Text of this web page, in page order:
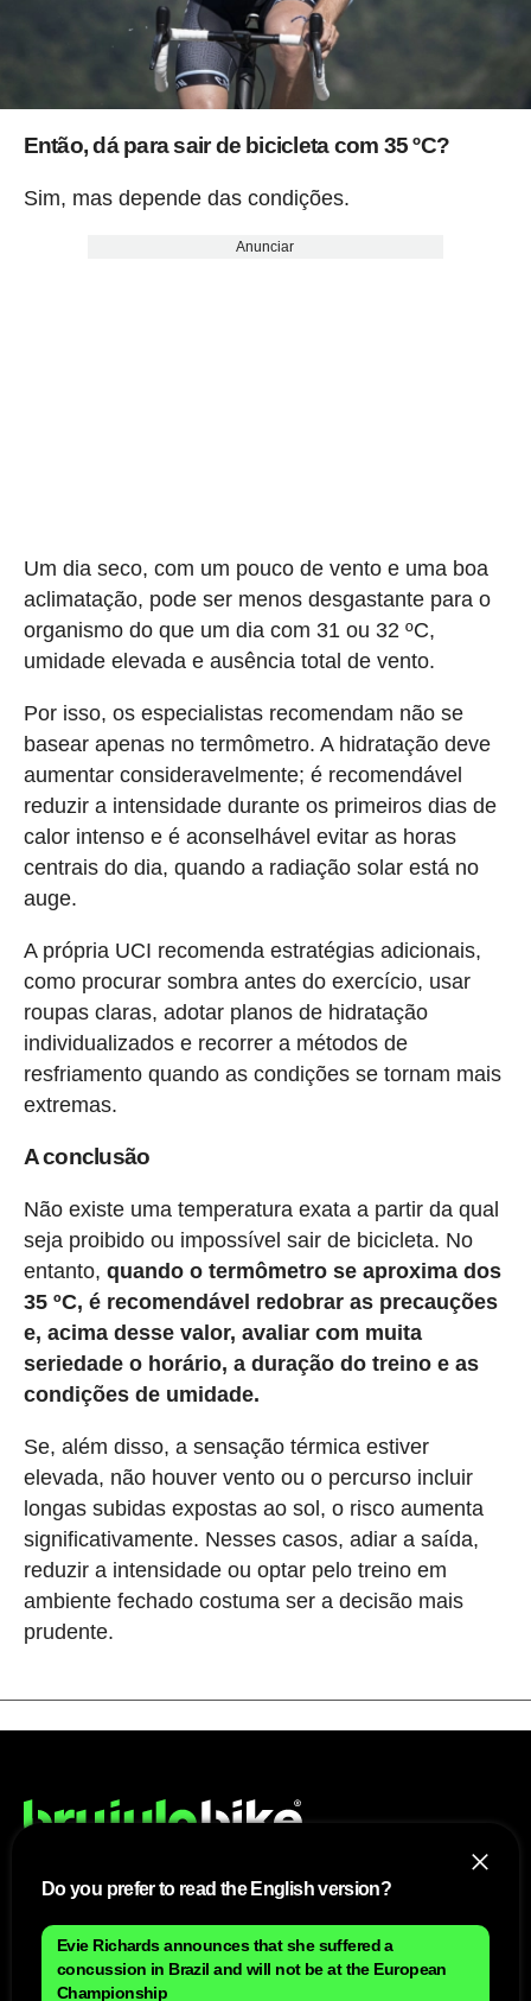
Então, dá para sair de bicicleta com 35 ºC?
Sim, mas depende das condições.
Anunciar
Um dia seco, com um pouco de vento e uma boa
aclimatação, pode ser menos desgastante para o
organismo do que um dia com 31 ou 32 ºC,
umidade elevada e ausência total de vento.
Por isso, os especialistas recomendam não se
basear apenas no termômetro. A hidratação deve
aumentar consideravelmente; é recomendável
reduzir a intensidade durante os primeiros dias de
calor intenso e é aconselhável evitar as horas
centrais do dia, quando a radiação solar está no
auge.
A própria UCI recomenda estratégias adicionais,
como procurar sombra antes do exercício, usar
roupas claras, adotar planos de hidratação
individualizados e recorrer a métodos de
resfriamento quando as condições se tornam mais
extremas.
A conclusão
Não existe uma temperatura exata a partir da qual
seja proibido ou impossível sair de bicicleta. No
entanto, quando o termômetro se aproxima dos
35 ºC, é recomendável redobrar as precauções
e, acima desse valor, avaliar com muita
seriedade o horário, a duração do treino e as
condições de umidade.
Se, além disso, a sensação térmica estiver
elevada, não houver vento ou o percurso incluir
longas subidas expostas ao sol, o risco aumenta
significativamente. Nesses casos, adiar a saída,
reduzir a intensidade ou optar pelo treino em
ambiente fechado costuma ser a decisão mais
prudente.
Mapa do site
Aviso Legal Brasileiro
Do you prefer to read the English version?
Evie Richards announces that she suffered a
concussion in Brazil and will not be at the European
Championship